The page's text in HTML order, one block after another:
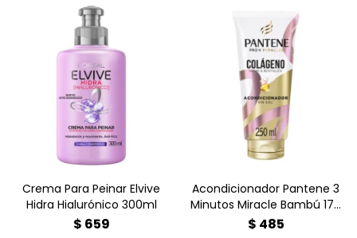
¿Cabello deshidratado y
con frizz? Devuélvele la
vida con Elvive Hidra
Hialurónico 300ml.
Compra hoy en Farmacia
Goes y luce un pelo
irresistible.
Crema Para Peinar Elvive
Hidra Hialurónico 300ml
$ 659
¿Pelo dañado por el calor?
Recupera su elasticidad
con el Acondicionador
Pantene Colágeno 250ml.
Decile adiós al frizz desde
el primer uso.
Acondicionador Pantene 3
Minutos Miracle Bambú 170
ml
$ 485